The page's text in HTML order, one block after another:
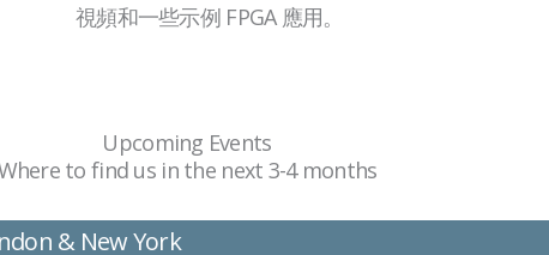
視頻和一些示例 FPGA 應用。
Upcoming Events
to find us in the next 3-4 months
& New York